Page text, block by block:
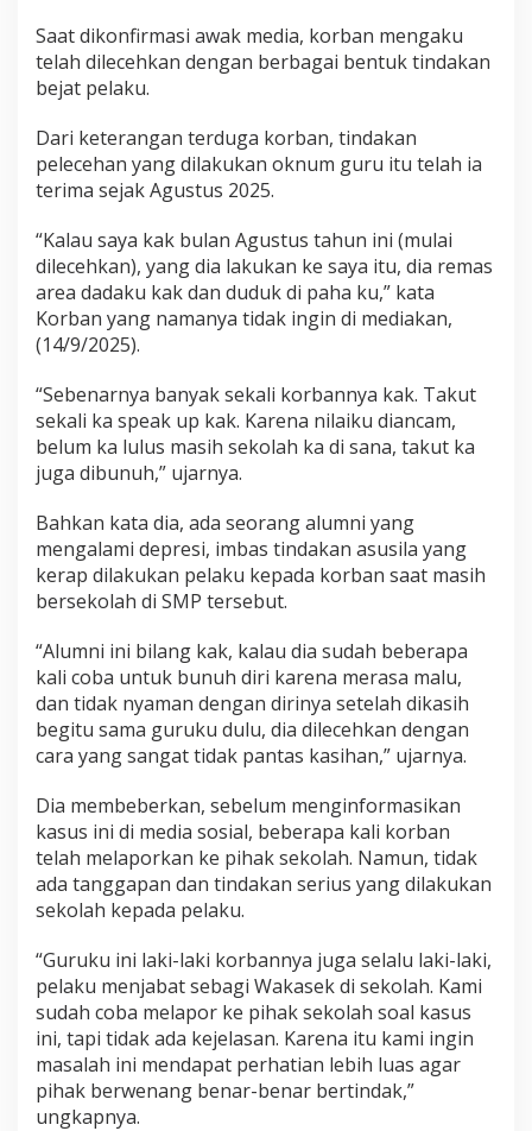
u
S
e
l
a
h
S
P
P
i
n
r
g
K
e
m
b
i
M
e
l
k
u
k
a
n
P
l
e
c
e
h
a
n
K
e
p
a
d
S
i
Saat dikonfirmasi awak media, korban mengaku
telah dilecehkan dengan berbagai bentuk tindakan
bejat pelaku.
Dari keterangan terduga korban, tindakan
pelecehan yang dilakukan oknum guru itu telah ia
terima sejak Agustus 2025.
“Kalau saya kak bulan Agustus tahun ini (mulai
dilecehkan), yang dia lakukan ke saya itu, dia remas
area dadaku kak dan duduk di paha ku,” kata
Korban yang namanya tidak ingin di mediakan,
(14/9/2025).
“Sebenarnya banyak sekali korbannya kak. Takut
sekali ka speak up kak. Karena nilaiku diancam,
belum ka lulus masih sekolah ka di sana, takut ka
juga dibunuh,” ujarnya.
Bahkan kata dia, ada seorang alumni yang
mengalami depresi, imbas tindakan asusila yang
kerap dilakukan pelaku kepada korban saat masih
bersekolah di SMP tersebut.
“Alumni ini bilang kak, kalau dia sudah beberapa
kali coba untuk bunuh diri karena merasa malu,
dan tidak nyaman dengan dirinya setelah dikasih
begitu sama guruku dulu, dia dilecehkan dengan
cara yang sangat tidak pantas kasihan,” ujarnya.
Dia membeberkan, sebelum menginformasikan
kasus ini di media sosial, beberapa kali korban
telah melaporkan ke pihak sekolah. Namun, tidak
ada tanggapan dan tindakan serius yang dilakukan
sekolah kepada pelaku.
“Guruku ini laki-laki korbannya juga selalu laki-laki,
pelaku menjabat sebagi Wakasek di sekolah. Kami
sudah coba melapor ke pihak sekolah soal kasus
ini, tapi tidak ada kejelasan. Karena itu kami ingin
masalah ini mendapat perhatian lebih luas agar
pihak berwenang benar-benar bertindak,”
ungkapnya.